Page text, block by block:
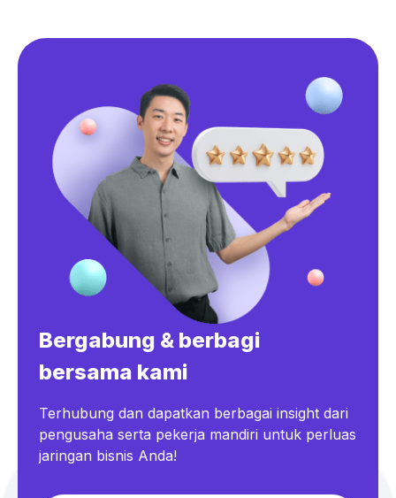
Bergabung & berbagi
bersama kami
Terhubung dan dapatkan berbagai insight dari
pengusaha serta pekerja mandiri untuk perluas
jaringan bisnis Anda!